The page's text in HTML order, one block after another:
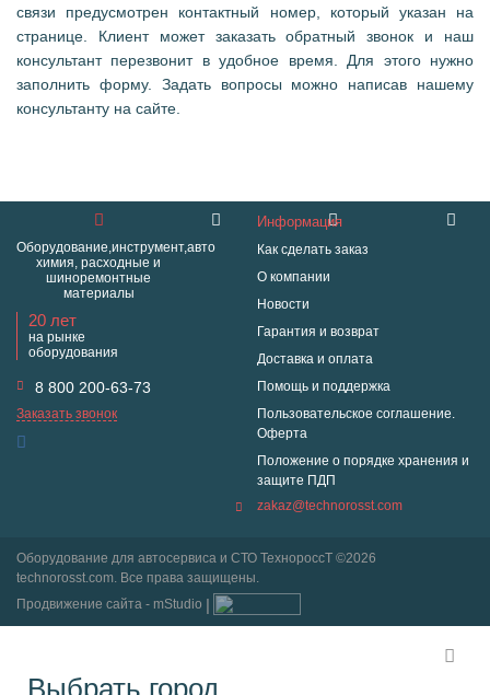
связи предусмотрен контактный номер, который указан на
странице. Клиент может заказать обратный звонок и наш
консультант перезвонит в удобное время. Для этого нужно
заполнить форму. Задать вопросы можно написав нашему
консультанту на сайте.
Оборудование,инструмент,авто
химия, расходные и
шиноремонтные
материалы
20 лет
на рынке
оборудования
8 800 200-63-73
Заказать звонок
Информация
Как сделать заказ
О компании
Новости
Гарантия и возврат
Доставка и оплата
Помощь и поддержка
Пользовательское соглашение.
Оферта
Положение о порядке хранения и
защите ПДП
zakaz@technorosst.com
Оборудование для автосервиса и СТО ТехнороссТ ©2026
technorosst.com. Все права защищены.
Продвижение сайта - mStudio
Выбрать город